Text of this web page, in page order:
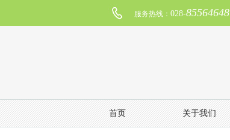
服务热线： 028-85564648
首页 关于我们